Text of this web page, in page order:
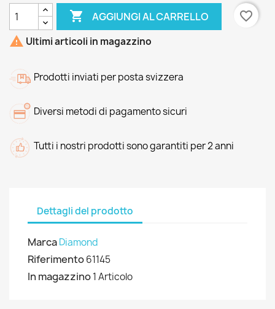
 AGGIUNGI AL CARRELLO
favorite_border
 Ultimi articoli in magazzino
Prodotti inviati per posta svizzera
Diversi metodi di pagamento sicuri
Tutti i nostri prodotti sono garantiti per 2 anni
Dettagli del prodotto
MarcaDiamond
Riferimento61145
In magazzino1 Articolo